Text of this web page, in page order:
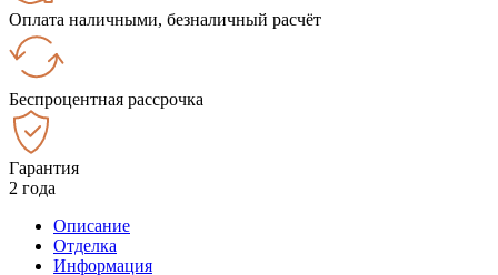
Оплата наличными, безналичный расчёт
Беспроцентная рассрочка
Гарантия
2 года
Описание
Отделка
Информация